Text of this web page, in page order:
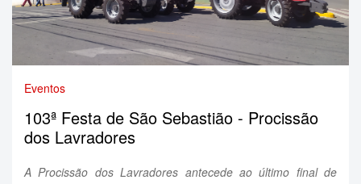
Eventos
103ª Festa de São Sebastião - Procissão
dos Lavradores
A Procissão dos Lavradores antecede ao último final de